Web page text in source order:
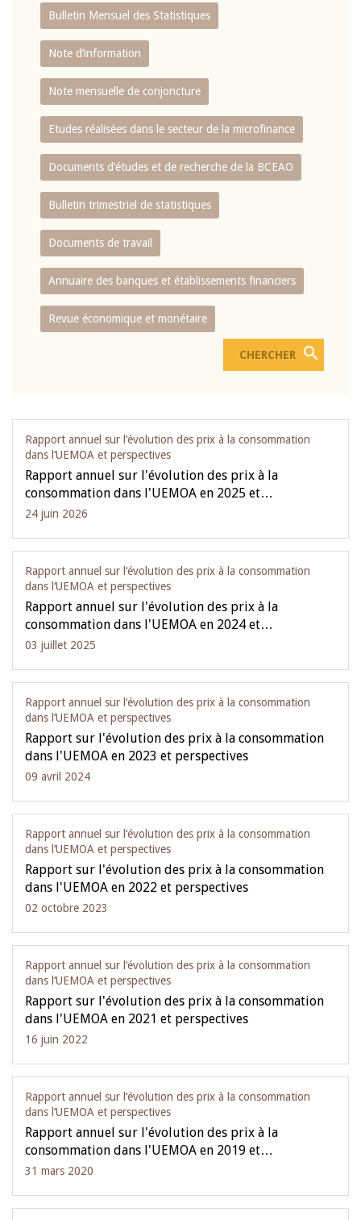
Bulletin Mensuel des Statistiques
Note d’information
Note mensuelle de conjoncture
Etudes réalisées dans le secteur de la microfinance
Documents d’études et de recherche de la BCEAO
Bulletin trimestriel de statistiques
Documents de travail
Annuaire des banques et établissements financiers
Revue économique et monétaire
Rapport annuel sur l‘évolution des prix à la consommation
dans l‘UEMOA et perspectives
Rapport annuel sur l'évolution des prix à la
consommation dans l'UEMOA en 2025 et…
24 juin 2026
Rapport annuel sur l‘évolution des prix à la consommation
dans l‘UEMOA et perspectives
Rapport annuel sur l'évolution des prix à la
consommation dans l'UEMOA en 2024 et…
03 juillet 2025
Rapport annuel sur l‘évolution des prix à la consommation
dans l‘UEMOA et perspectives
Rapport sur l'évolution des prix à la consommation
dans l'UEMOA en 2023 et perspectives
09 avril 2024
Rapport annuel sur l‘évolution des prix à la consommation
dans l‘UEMOA et perspectives
Rapport sur l'évolution des prix à la consommation
dans l'UEMOA en 2022 et perspectives
02 octobre 2023
Rapport annuel sur l‘évolution des prix à la consommation
dans l‘UEMOA et perspectives
Rapport sur l'évolution des prix à la consommation
dans l'UEMOA en 2021 et perspectives
16 juin 2022
Rapport annuel sur l‘évolution des prix à la consommation
dans l‘UEMOA et perspectives
Rapport annuel sur l'évolution des prix à la
consommation dans l'UEMOA en 2019 et…
31 mars 2020